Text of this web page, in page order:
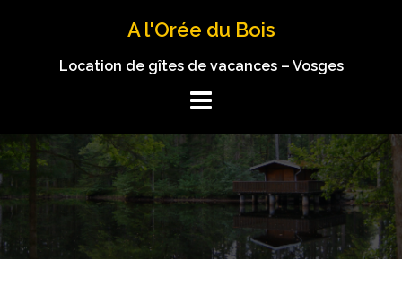
A l'Orée du Bois
Location de gîtes de vacances – Vosges